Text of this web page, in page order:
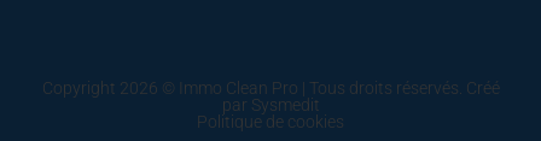
Copyright 2026 © Immo Clean Pro | Tous droits réservés. Créé
par Sysmedit
Politique de cookies